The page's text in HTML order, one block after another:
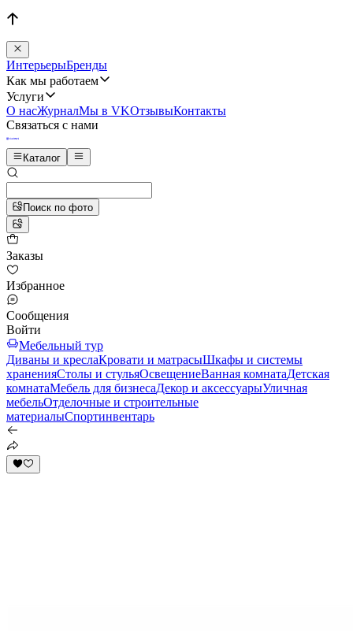
ИнтерьерыБренды
Как мы работаем
Услуги
О насЖурналМы в VKОтзывыКонтакты
Связаться с нами
Каталог
Поиск по фото
Заказы
Избранное
Сообщения
Войти
Мебельный тур
Диваны и креслаКровати и матрасыШкафы и системы
храненияСтолы и стульяОсвещениеВанная комнатаДетская
комнатаМебель для бизнесаДекор и аксессуарыУличная
мебельОтделочные и строительные
материалыСпортинвентарь